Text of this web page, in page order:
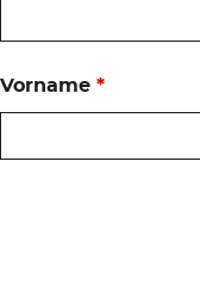
Vorname *